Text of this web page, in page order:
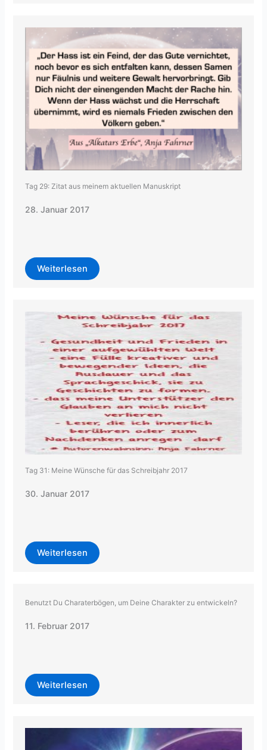
Tag 29: Zitat aus meinem aktuellen Manuskript
28. Januar 2017
Weiterlesen
Tag 31: Meine Wünsche für das Schreibjahr 2017
30. Januar 2017
Weiterlesen
Benutzt Du Charaterbögen, um Deine Charakter zu entwickeln?
11. Februar 2017
Weiterlesen